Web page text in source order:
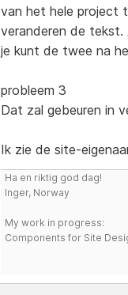
van het hele project
veranderen de
je kunt de twee na
probleem 3
Dat zal gebeuren in
Ik zie de site-
Ha en riktig god dag!
Inger, Norway
My work in progress:
Components for Site